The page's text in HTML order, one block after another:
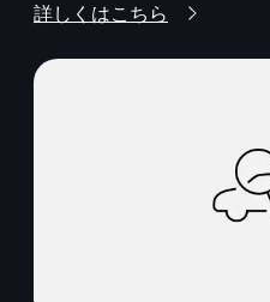
詳しくはこちら